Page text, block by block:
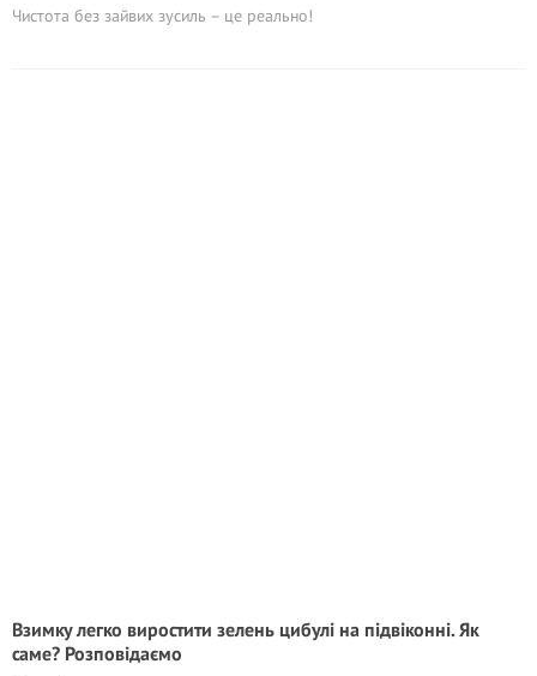
Чистота без зайвих зусиль – це реально!
Взимку легко виростити зелень цибулі на підвіконні. Як
саме? Розповідаємо